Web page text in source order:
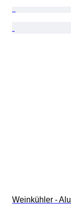
Weinkühler -